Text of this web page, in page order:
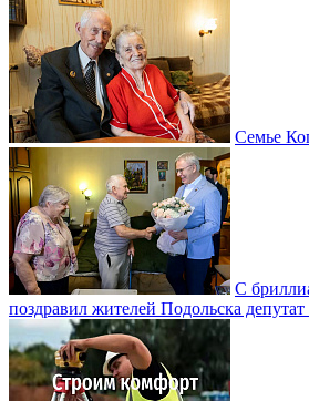
Семье
С
поздравил жителей Подольска